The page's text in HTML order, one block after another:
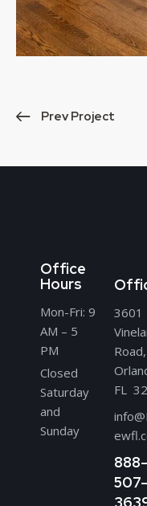
Prev Project
Office
Hours
Mon-Fri: 9
AM – 5
PM
Closed
Saturday
and
Sunday
3601
Road,
FL
888-
507-